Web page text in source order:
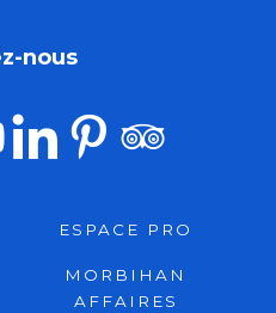
nous
ESPACE PRO
MORBIHAN
AFFAIRES